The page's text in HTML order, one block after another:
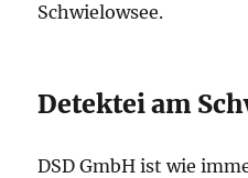
Schwielowsee.
Detektei am
DSD GmbH ist wie